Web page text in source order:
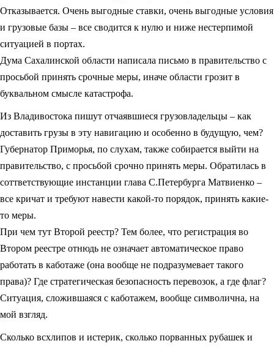
Отказывается. Очень выгодные ставки, очень выгодные условия
и грузовые базы – все сводится к нулю и ниже нестерпимой
ситуацией в портах.
Дума Сахалинской области написала письмо в правительство с
просьбой принять срочные меры, иначе области грозит в
буквальном смысле катастрофа.
Из Владивостока пишут отчаявшиеся грузовладельцы – как
доставить грузы в эту навигацию и особенно в будущую, чем?
Губернатор Приморья, по слухам, также собирается выйти на
правительство, с просьбой срочно принять меры. Обратилась в
соттветствующие инстанции глава С.Петербурга Матвиенко –
все кричат и требуют навести какой-то порядок, принять какие-
то меры.
При чем тут Второй реестр? Тем более, что регистрация во
Втором реестре отнюдь не означает автоматическое право
работать в каботаже (она вообще не подразумевает такого
права)? Где стратегическая безопасность перевозок, а где флаг?
Ситуация, сложившаяся с каботажем, вообще символична, на
мой взгляд.
Сколько всхлипов и истерик, сколько порванных рубашек и